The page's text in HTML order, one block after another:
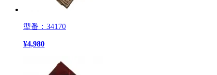
型番：34170
¥4,980